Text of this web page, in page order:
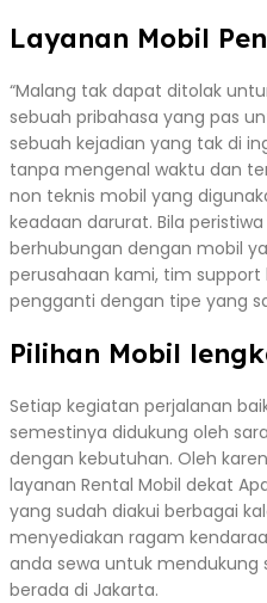
Layanan Mobil
“Malang tak dapat ditolak
sebuah pribahasa yang pas
sebuah kejadian yang tak di
tanpa mengenal waktu dan
non teknis mobil yang
keadaan darurat. Bila
berhubungan dengan mobil
perusahaan kami, tim
pengganti dengan tipe yang
Pilihan Mobil
Setiap kegiatan perjalanan
semestinya didukung oleh
dengan kebutuhan. Oleh
layanan Rental Mobil dekat
yang sudah diakui berbagai
menyediakan ragam
anda sewa untuk mendukung
berada di Jakarta.